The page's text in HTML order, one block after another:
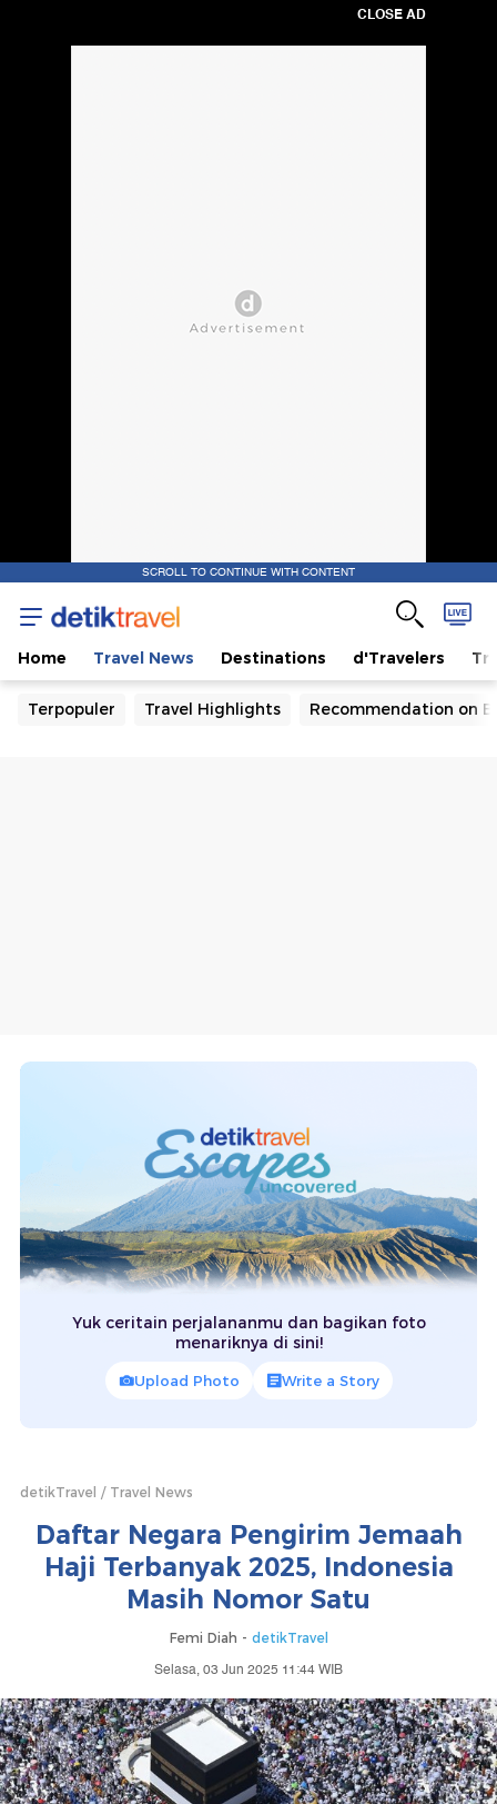
CLOSE AD
SCROLL TO CONTINUE WITH CONTENT
Home Travel News Destinations d'Travelers
Terpopuler Travel Highlights Recommendation on
Yuk ceritain perjalananmu dan bagikan foto
menariknya di sini!
Upload Photo Write a Story
detikTravel Travel News
Daftar Negara Pengirim Jemaah
Haji Terbanyak 2025, Indonesia
Masih Nomor Satu
Femi Diah - detikTravel
Selasa, 03 Jun 2025 11:44 WIB